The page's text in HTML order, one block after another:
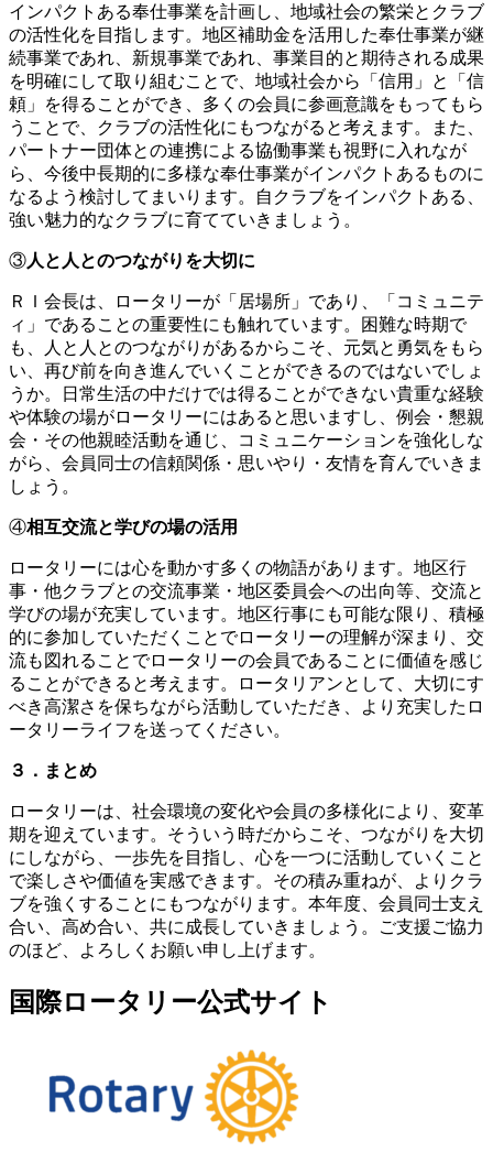
インパクトある奉仕事業を計画し、地域社会の繁栄とクラブ
の活性化を目指します。地区補助金を活用した奉仕事業が継
続事業であれ、新規事業であれ、事業目的と期待される成果
を明確にして取り組むことで、地域社会から「信用」と「信
頼」を得ることができ、多くの会員に参画意識をもってもら
うことで、クラブの活性化にもつながると考えます。また、
パートナー団体との連携による協働事業も視野に入れなが
ら、今後中長期的に多様な奉仕事業がインパクトあるものに
なるよう検討してまいります。自クラブをインパクトある、
強い魅力的なクラブに育てていきましょう。
③人と人とのつながりを大切に
ＲＩ会長は、ロータリーが「居場所」であり、「コミュニテ
ィ」であることの重要性にも触れています。困難な時期で
も、人と人とのつながりがあるからこそ、元気と勇気をもら
い、再び前を向き進んでいくことができるのではないでしょ
うか。日常生活の中だけでは得ることができない貴重な経験
や体験の場がロータリーにはあると思いますし、例会・懇親
会・その他親睦活動を通じ、コミュニケーションを強化しな
がら、会員同士の信頼関係・思いやり・友情を育んでいきま
しょう。
④相互交流と学びの場の活用
ロータリーには心を動かす多くの物語があります。地区行
事・他クラブとの交流事業・地区委員会への出向等、交流と
学びの場が充実しています。地区行事にも可能な限り、積極
的に参加していただくことでロータリーの理解が深まり、交
流も図れることでロータリーの会員であることに価値を感じ
ることができると考えます。ロータリアンとして、大切にす
べき高潔さを保ちながら活動していただき、より充実したロ
ータリーライフを送ってください。
３．まとめ
ロータリーは、社会環境の変化や会員の多様化により、変革
期を迎えています。そういう時だからこそ、つながりを大切
にしながら、一歩先を目指し、心を一つに活動していくこと
で楽しさや価値を実感できます。その積み重ねが、よりクラ
ブを強くすることにもつながります。本年度、会員同士支え
合い、高め合い、共に成長していきましょう。ご支援ご協力
のほど、よろしくお願い申し上げます。
国際ロータリー公式サイト